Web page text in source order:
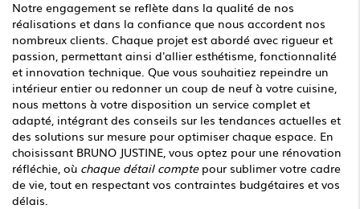
Notre engagement se reflète dans la qualité de nos
réalisations et dans la confiance que nous accordent nos
nombreux clients. Chaque projet est abordé avec rigueur et
passion, permettant ainsi d'allier esthétisme, fonctionnalité
et innovation technique. Que vous souhaitiez repeindre un
intérieur entier ou redonner un coup de neuf à votre cuisine,
nous mettons à votre disposition un service complet et
adapté, intégrant des conseils sur les tendances actuelles et
des solutions sur mesure pour optimiser chaque espace. En
choisissant BRUNO JUSTINE, vous optez pour une rénovation
réfléchie, où chaque détail comptepour sublimer votre cadre
de vie, tout en respectant vos contraintes budgétaires et vos
délais.